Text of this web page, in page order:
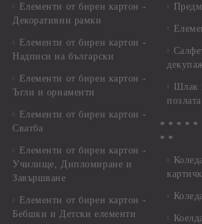
Елементи от бирен картон -
Декоративни рамки
Елементи от бирен картон -
Надписи на български
Елементи от бирен картон -
Ъгли и орнаменти
Елементи от бирен картон -
Сватба
Елементи от бирен картон -
Училище, Дипломиране и
Завършване
Елементи от бирен картон -
Бебшки и Детски елементи
Шлак
позлата
* * * * *
* *